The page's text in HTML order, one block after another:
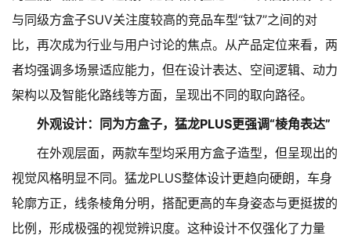
与同级方盒子SUV关注度较高的竞品车型“钛7”之间的对
比，再次成为行业与用户讨论的焦点。从产品定位来看，两
者均强调多场景适应能力，但在设计表达、空间逻辑、动力
架构以及智能化路线等方面，呈现出不同的取向路径。
外观设计：同为方盒子，猛龙PLUS更强调“棱角表达”
在外观层面，两款车型均采用方盒子造型，但呈现出的
视觉风格明显不同。猛龙PLUS整体设计更趋向硬朗，车身
轮廓方正，线条棱角分明，搭配更高的车身姿态与更挺拔的
比例，形成极强的视觉辨识度。这种设计不仅强化了力量